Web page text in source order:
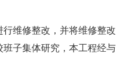
维修整改，并将维修整改
子集体研究，本工程经与